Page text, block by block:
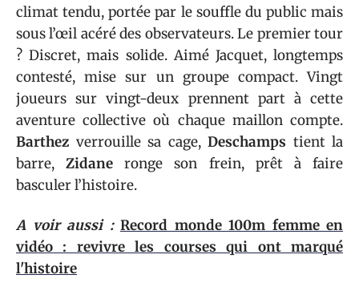
climat tendu, portée par le souffle du public mais
sous l’œil acéré des observateurs. Le premier tour
? Discret, mais solide. Aimé Jacquet, longtemps
contesté, mise sur un groupe compact. Vingt
joueurs sur vingt-deux prennent part à cette
aventure collective où chaque maillon compte.
Barthez verrouille sa cage, Deschamps tient la
barre,Zidane ronge son frein, prêt à faire
basculer l’histoire.
A voir aussi : Record monde 100m femme en
vidéo : revivre les courses qui ont marqué
l'histoire